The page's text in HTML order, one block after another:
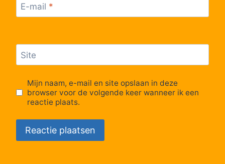
E-mail *
Site
Mijn naam, e-mail en site opslaan in deze
browser voor de volgende keer wanneer ik een
reactie plaats.